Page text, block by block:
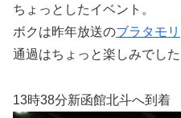
ちょっとしたイベント。
ボクは昨年放送のブラタモリ
通過はちょっと楽しみでした
13時38分新函館北斗へ到着